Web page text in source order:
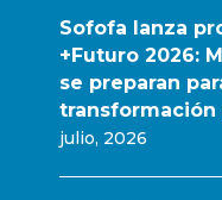
Sofofa lanza
+Futuro 2026:
se preparan
julio, 2026